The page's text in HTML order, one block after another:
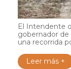
El Intendente
gobernador de
una recorrida
Leer más +